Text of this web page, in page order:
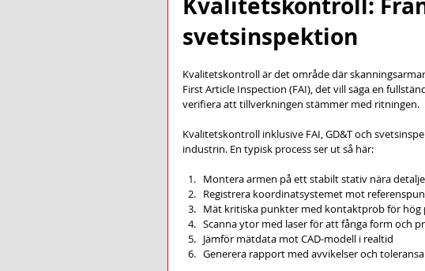
svetsinspektion
Kvalitetskontroll är det område där
First Article Inspection (FAI), det vill säga en
verifiera att tillverkningen stämmer med ritningen.
Kvalitetskontroll inklusive FAI, GD&T och
industrin. En typisk process ser ut så här:
Montera armen på ett stabilt stativ nära
Registrera koordinatsystemet mot
Mät kritiska punkter med kontaktprob för hög
Scanna ytor med laser för att fånga form och
Jämför mätdata mot CAD-modell i realtid
Generera rapport med avvikelser och